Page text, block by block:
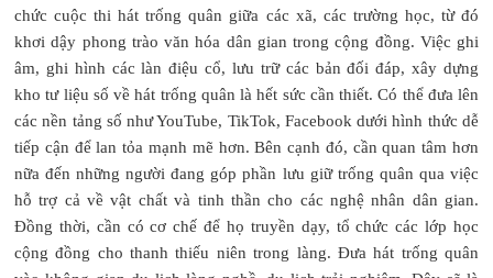
chức cuộc thi hát trống quân giữa các xã, các trường học, từ đó
khơi dậy phong trào văn hóa dân gian trong cộng đồng. Việc ghi
âm, ghi hình các làn điệu cổ, lưu trữ các bản đối đáp, xây dựng
kho tư liệu số về hát trống quân là hết sức cần thiết. Có thể đưa lên
các nền tảng số như YouTube, TikTok, Facebook dưới hình thức dễ
tiếp cận để lan tỏa mạnh mẽ hơn. Bên cạnh đó, cần quan tâm hơn
nữa đến những người đang góp phần lưu giữ trống quân qua việc
hỗ trợ cả về vật chất và tinh thần cho các nghệ nhân dân gian.
Đồng thời, cần có cơ chế để họ truyền dạy, tổ chức các lớp học
cộng đồng cho thanh thiếu niên trong làng. Đưa hát trống quân